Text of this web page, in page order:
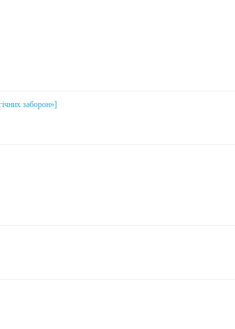
заборон»]